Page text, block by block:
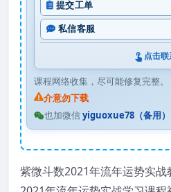
提交工单
私信客服
点击联
课程网络收集，尽可能修复完整。
介意勿下载
也加微信yiguoxue78（备用）
紫微斗数2021年流年运势实